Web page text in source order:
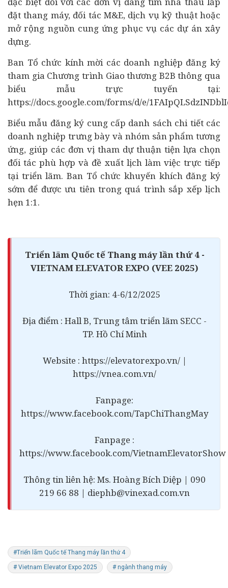
đặt thang máy, đối tác M&E, dịch vụ kỹ thuật hoặc
mở rộng nguồn cung ứng phục vụ các dự án xây
dựng.
Ban Tổ chức kính mời các doanh nghiệp đăng ký
tham gia Chương trình Giao thương B2B thông qua
biểu mẫu trực tuyến tại:
https://docs.google.com/forms/d/e/
Biểu mẫu đăng ký cung cấp danh sách chi tiết các
doanh nghiệp trưng bày và nhóm sản phẩm tương
ứng, giúp các đơn vị tham dự thuận tiện lựa chọn
đối tác phù hợp và đề xuất lịch làm việc trực tiếp
tại triển lãm. Ban Tổ chức khuyến khích đăng ký
sớm để được ưu tiên trong quá trình sắp xếp lịch
hẹn 1:1.
Triển lãm Quốc tế Thang máy lần thứ 4 -
VIETNAM ELEVATOR EXPO (VEE 2025)
Thời gian: 4-6/12/2025
Địa điểm : Hall B, Trung tâm triển lãm SECC -
TP. Hồ Chí Minh
Website : https://elevatorexpo.vn/ |
https://vnea.com.vn/
Fanpage:
https://www.facebook.com/TapChiThangMay
Fanpage :
https://www.facebook.com/VietnamElevatorShow
Thông tin liên hệ: Ms. Hoàng Bích Diệp | 090
219 66 88 | diephb@vinexad.com.vn
#Triển lãm Quốc tế Thang máy lần thứ 4
# Vietnam Elevator Expo 2025 # ngành thang máy